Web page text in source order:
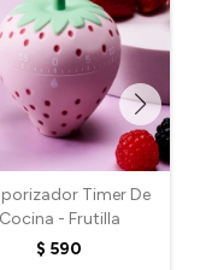
Timer De
Cocina - Frutilla
$ 590